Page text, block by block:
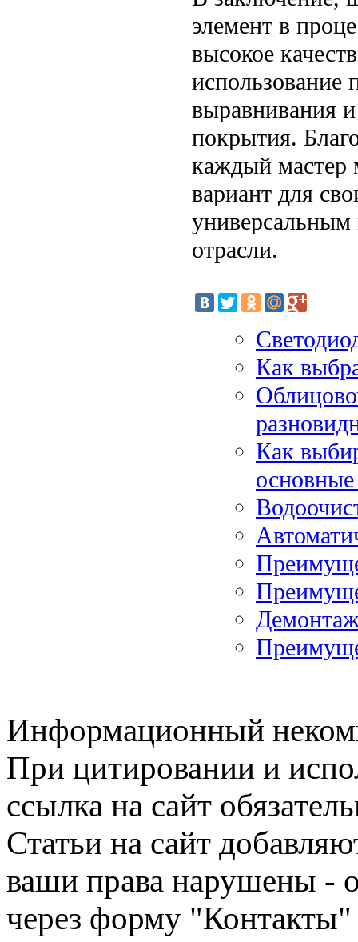
элемент в
высокое
использование
выравнивания
покрытия.
каждый мастер
вариант для
универсальным
отрасли.
Как
Как
Информационный
При цитировании и
ссылка на сайт
Статьи на сайт
ваши права нарушены -
через форму "Контакты"